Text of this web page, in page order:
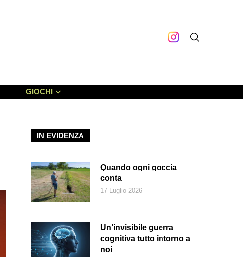
GIOCHI
IN EVIDENZA
Quando ogni goccia
conta
17 Luglio 2026
Un’invisibile guerra
cognitiva tutto intorno a
noi